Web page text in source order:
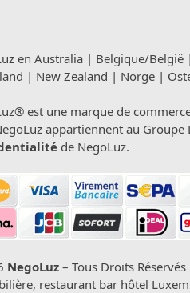
en Australia | Belgique/België |
| New Zealand | Norge |
est une marque de
appartiennent au Groupe
de NegoLuz.
NegoLuz – Tous Droits
restaurant bar hôtel